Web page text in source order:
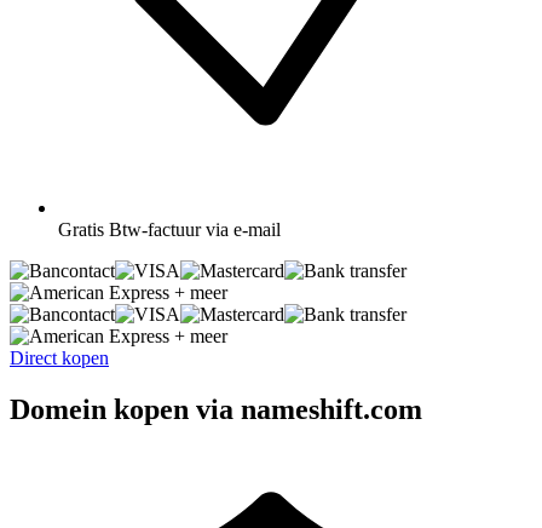
Gratis Btw-factuur via e-mail
+ meer
+ meer
Direct kopen
Domein kopen via nameshift.com